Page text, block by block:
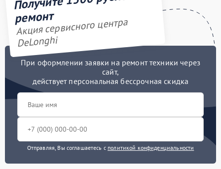
ремонт
Акция сервисного центра
DeLonghi
При оформлении заявки на ремонт техники через
сайт,
действует персональная бессрочная скидка
Отправляя, Вы соглашаетесь с политикой конфиденциальности